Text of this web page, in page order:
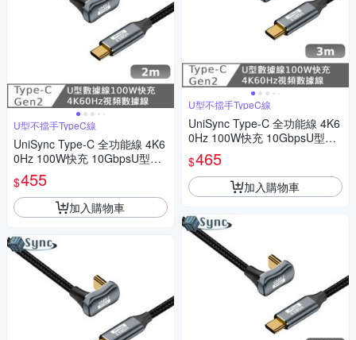
U型不擋手TypeC線
UniSync Type-C 全功能線 4K6
0Hz 100W快充 10GbpsU型充
電線 2米
$455
加入購物車
U型不擋手TypeC線
UniSync Type-C 全功能線 4K6
0Hz 100W快充 10GbpsU型充
電線 3米
$465
加入購物車